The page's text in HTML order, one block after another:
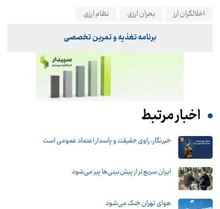
اخلالگران ارز بحران ارزی نظام ارزی
برنامه تغذیه و تمرین تخصصی
اخبار مرتبط
خبرنگار، راوی حقیقت و پاسدار اعتماد عمومی است
ایران سریع‌تر از پیش‌بینی‌ها پیر می‌شود
هوای تهران خنک می‌شود